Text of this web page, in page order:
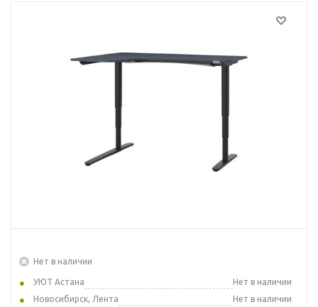
Нет в наличии
УЮТ Астана
Нет в наличии
Новосибирск, Лента
Нет в наличии